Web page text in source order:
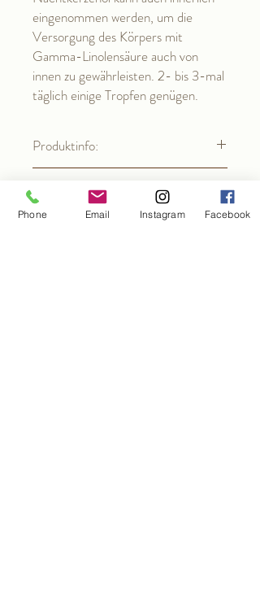
eingenommen werden, um die
Versorgung des Körpers mit
Gamma-Linolensäure auch von
innen zu gewährleisten. 2- bis 3-mal
täglich einige Tropfen genügen.
Produktinfo:
Inhaltsstoffe):
Oenothera Biennis Oil
2 - 3 Werktage
Phone Email Instagram Facebook